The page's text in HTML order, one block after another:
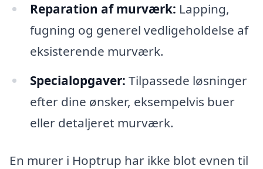
Reparation af murværk: Lapping,
fugning og generel vedligeholdelse af
eksisterende murværk.
Specialopgaver: Tilpassede løsninger
efter dine ønsker, eksempelvis buer
eller detaljeret murværk.
En murer i Hoptrup har ikke blot evnen til